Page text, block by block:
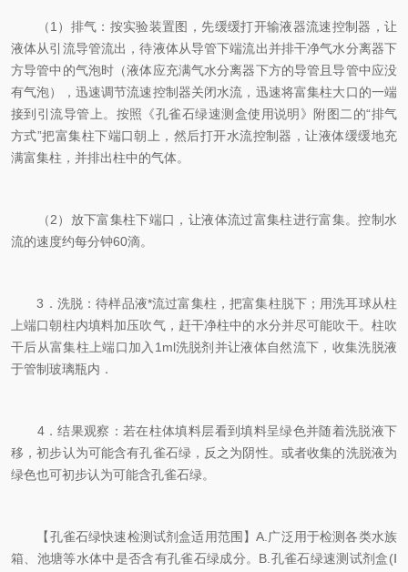
（1）排气：按实验装置图，先缓缓打开输液器流速控制器，让
液体从引流导管流出，待液体从导管下端流出并排干净气水分离器下
方导管中的气泡时（液体应充满气水分离器下方的导管且导管中应没
有气泡），迅速调节流速控制器关闭水流，迅速将富集柱大口的一端
接到引流导管上。按照《孔雀石绿速测盒使用说明》附图二的“排气
方式”把富集柱下端口朝上，然后打开水流控制器，让液体缓缓地充
满富集柱，并排出柱中的气体。
（2）放下富集柱下端口，让液体流过富集柱进行富集。控制水
流的速度约每分钟60滴。
3．洗脱：待样品液*流过富集柱，把富集柱脱下；用洗耳球从柱
上端口朝柱内填料加压吹气，赶干净柱中的水分并尽可能吹干。柱吹
干后从富集柱上端口加入1ml洗脱剂并让液体自然流下，收集洗脱液
于管制玻璃瓶内．
4．结果观察：若在柱体填料层看到填料呈绿色并随着洗脱液下
移，初步认为可能含有孔雀石绿，反之为阴性。或者收集的洗脱液为
绿色也可初步认为可能含孔雀石绿。
【孔雀石绿快速检测试剂盒适用范围】A.广泛用于检测各类水族
箱、池塘等水体中是否含有孔雀石绿成分。B.孔雀石绿速测试剂盒(Ⅰ